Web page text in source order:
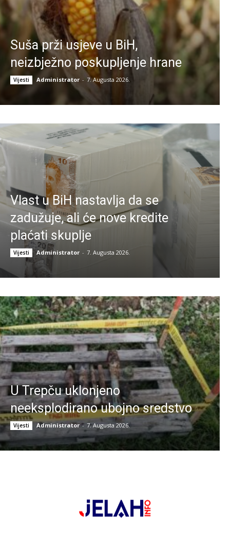
Suša prži usjeve u BiH,
neizbježno poskupljenje hrane
Vijesti Administrator - 7. Augusta 2026.
Vlast u BiH nastavlja da se
zadužuje, ali će nove kredite
plaćati skuplje
Vijesti Administrator - 7. Augusta 2026.
U Trepču uklonjeno
neeksplodirano ubojno sredstvo
Vijesti Administrator - 7. Augusta 2026.